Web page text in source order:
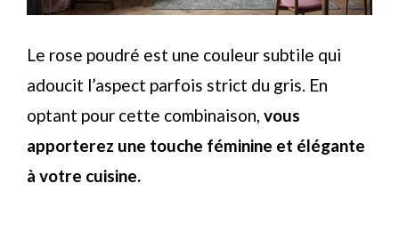
Le rose poudré est une couleur subtile qui
adoucit l’aspect parfois strict du gris. En
optant pour cette combinaison, vous
apporterez une touche féminine et élégante
à votre cuisine.